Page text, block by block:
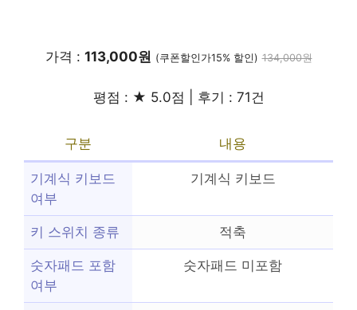
가격 : 113,000원 (쿠폰할인가15% 할인) 134,000원
평점 : ★ 5.0점 | 후기 : 71건
구분 내용
기계식 키보드
여부
기계식 키보드
키 스위치 종류 적축
숫자패드 포함
여부
숫자패드 미포함